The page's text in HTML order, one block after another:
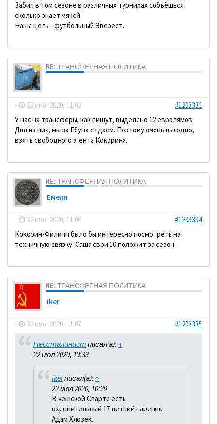
Забил в том сезоне в различных турнирах собъёшься
сколько знает мячей.
Наша цель - футбольный Эверест.
RE: ТРАНСФЕРНАЯ ПОЛИТИКА
- 22 июл 2020, 11:02
#1203333
У нас на трансферы, как пишут, выделено 12 евролямов.
Два из них, мы за Ебуна отдаём. Поэтому очень выгодно,
взять свободного агента Кокорина.
RE: ТРАНСФЕРНАЯ ПОЛИТИКА
Емеля
- 22 июл 2020, 11:06
#1203334
Кокорин-Филипп было бы интересно посмотреть на
техничную связку. Саша свои 10 положит за сезон.
RE: ТРАНСФЕРНАЯ ПОЛИТИКА
iker
- 22 июл 2020, 11:07 #1203335
Неосталинист писал(а): ↑
22 июл 2020, 10:33
ikerписал(а): ↑
22 июл 2020, 10:29
В чешской Спарте есть
охренительный 17 летний паренек
Адам Хлозек.